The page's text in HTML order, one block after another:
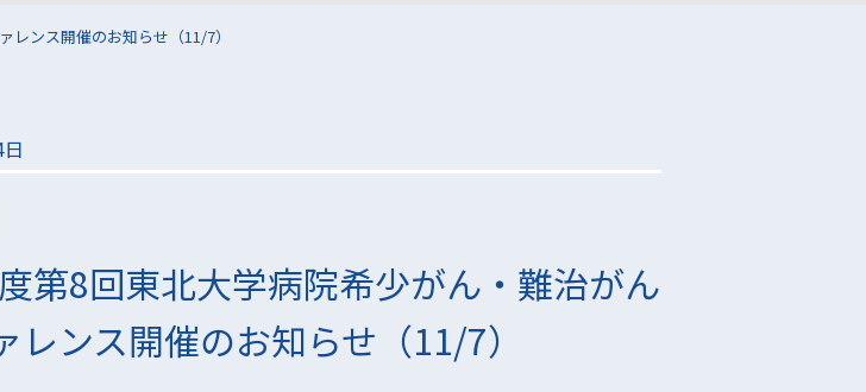
レンス開催のお知らせ（11/7）
第8回東北大学病院希少がん・難治がん
レンス開催のお知らせ（11/7）